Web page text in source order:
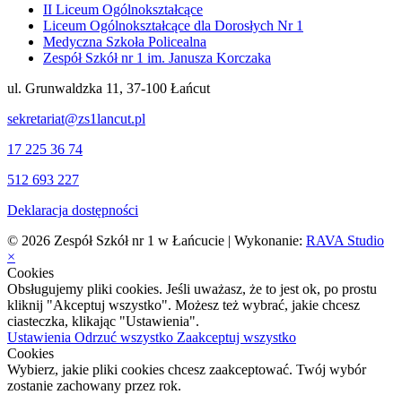
II Liceum Ogólnokształcące
Liceum Ogólnokształcące dla Dorosłych Nr 1
Medyczna Szkoła Policealna
Zespół Szkół nr 1 im. Janusza Korczaka
ul. Grunwaldzka 11, 37-100 Łańcut
sekretariat@zs1lancut.pl
17 225 36 74
512 693 227
Deklaracja dostępności
© 2026 Zespół Szkół nr 1 w Łańcucie | Wykonanie: RAVA Studio
×
Cookies
Obsługujemy pliki cookies. Jeśli uważasz, że to jest ok, po prostu
kliknij "Akceptuj wszystko". Możesz też wybrać, jakie chcesz
ciasteczka, klikając "Ustawienia".
Ustawienia Odrzuć wszystko Zaakceptuj wszystko
Cookies
Wybierz, jakie pliki cookies chcesz zaakceptować. Twój wybór
zostanie zachowany przez rok.